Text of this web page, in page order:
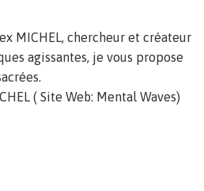
MICHEL, chercheur et créateur
agissantes, je vous propose
( Site Web: Mental Waves)